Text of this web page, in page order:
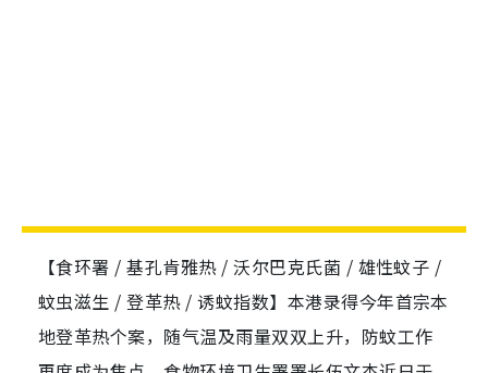
【食环署 / 基孔肯雅热 / 沃尔巴克氏菌 / 雄性蚊子 /
蚊虫滋生 / 登革热 / 诱蚊指数】本港录得今年首宗本
地登革热个案，随气温及雨量双双上升，防蚊工作